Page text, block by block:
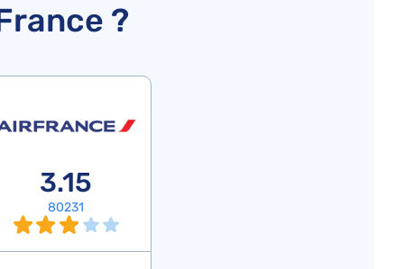
?
3.15
80231